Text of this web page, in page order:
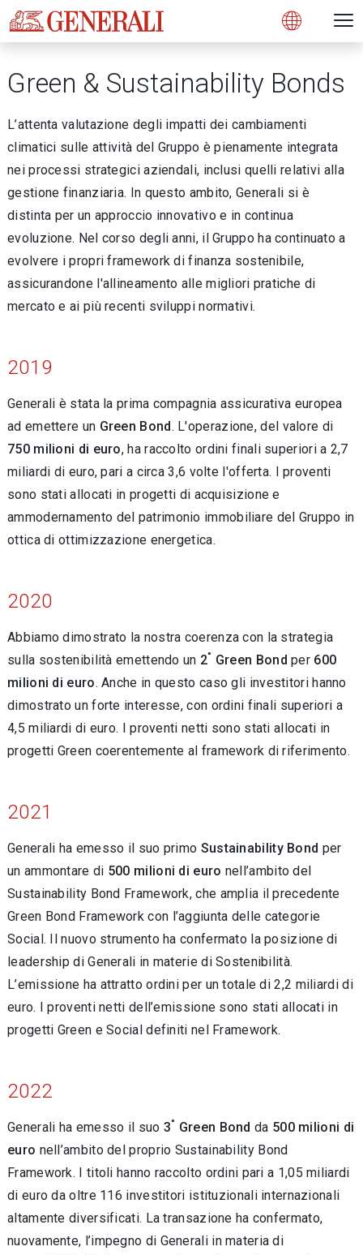
Open
Green & Sustainability Bonds
L’attenta valutazione degli impatti dei cambiamenti
climatici sulle attività del Gruppo è pienamente integrata
nei processi strategici aziendali, inclusi quelli relativi alla
gestione finanziaria. In questo ambito, Generali si è
distinta per un approccio innovativo e in continua
evoluzione. Nel corso degli anni, il Gruppo ha continuato a
evolvere i propri framework di finanza sostenibile,
assicurandone l'allineamento alle migliori pratiche di
mercato e ai più recenti sviluppi normativi.
2019
Generali è stata la prima compagnia assicurativa europea
ad emettere un Green Bond. L'operazione, del valore di
750 milioni di euro, ha raccolto ordini finali superiori a 2,7
miliardi di euro, pari a circa 3,6 volte l'offerta. I proventi
sono stati allocati in progetti di acquisizione e
ammodernamento del patrimonio immobiliare del Gruppo in
ottica di ottimizzazione energetica.
2020
Abbiamo dimostrato la nostra coerenza con la strategia
sulla sostenibilità emettendo un 2° Green Bond per 600
milioni di euro. Anche in questo caso gli investitori hanno
dimostrato un forte interesse, con ordini finali superiori a
4,5 miliardi di euro. I proventi netti sono stati allocati in
progetti Green coerentemente al framework di riferimento.
2021
Generali ha emesso il suo primo Sustainability Bond per
un ammontare di 500 milioni di euro nell’ambito del
Sustainability Bond Framework, che amplia il precedente
Green Bond Framework con l’aggiunta delle categorie
Social. Il nuovo strumento ha confermato la posizione di
leadership di Generali in materie di Sostenibilità.
L’emissione ha attratto ordini per un totale di 2,2 miliardi di
euro. I proventi netti dell’emissione sono stati allocati in
progetti Green e Social definiti nel Framework.
2022
Generali ha emesso il suo 3° Green Bond da 500 milioni di
euro nell’ambito del proprio Sustainability Bond
Framework. I titoli hanno raccolto ordini pari a 1,05 miliardi
di euro da oltre 116 investitori istituzionali internazionali
altamente diversificati. La transazione ha confermato,
nuovamente, l’impegno di Generali in materia di